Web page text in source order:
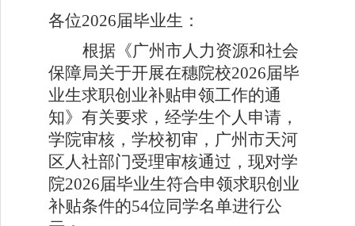
各位2026届毕业生：
根据《广州市人力资源和社会
保障局关于开展在穗院校2026届毕
业生求职创业补贴申领工作的通
知》有关要求，经学生个人申请，
学院审核，学校初审，广州市天河
区人社部门受理审核通过，现对学
院2026届毕业生符合申领求职创业
补贴条件的54位同学名单进行公